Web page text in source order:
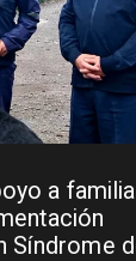
a
Síndrome